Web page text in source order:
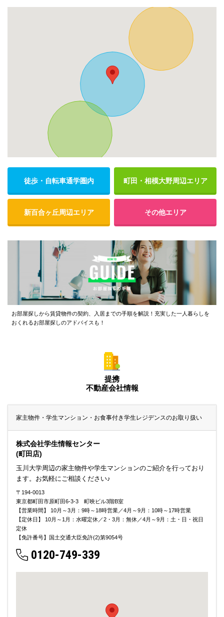
徒歩・自転車通学圏内 町田・相模大野周辺エリア
新百合ヶ丘周辺エリア その他エリア
お部屋探しから賃貸物件の契約、入居までの手順を解説！充実した一人暮らしを
おくれるお部屋探しのアドバイスも！
提携
不動産会社情報
家主物件・学生マンション・お食事付き学生レジデンスのお取り扱い
株式会社学生情報センター
(町田店)
玉川大学周辺の家主物件や学生マンションのご紹介を行っており
ます。お気軽にご相談ください♪
〒194-0013
東京都町田市原町田6-3-3 町映ビル3階B室
【営業時間】 10月～3月：9時～18時営業／4月～9月：10時～17時営業
【定休日】 10月～1月：水曜定休／2・3月：無休／4月～9月：土・日・祝日
定休
【免許番号】国土交通大臣免許(2)第9054号
0120-749-339